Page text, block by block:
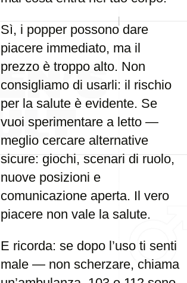
Sì, i popper possono dare
piacere immediato, ma il
prezzo è troppo alto. Non
consigliamo di usarli: il rischio
per la salute è evidente. Se
vuoi sperimentare a letto —
meglio cercare alternative
sicure: giochi, scenari di ruolo,
nuove posizioni e
comunicazione aperta. Il vero
piacere non vale la salute.
E ricorda: se dopo l’uso ti senti
male — non scherzare, chiama